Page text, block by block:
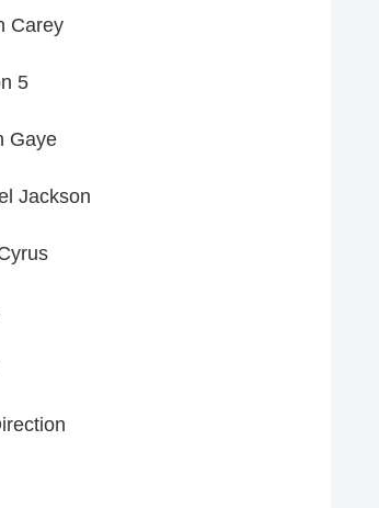
Carey
5
Gaye
Jackson